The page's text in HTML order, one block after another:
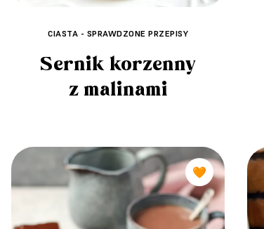
CIASTA - SPRAWDZONE PRZEPISY
Sernik korzenny
z malinami
🧡